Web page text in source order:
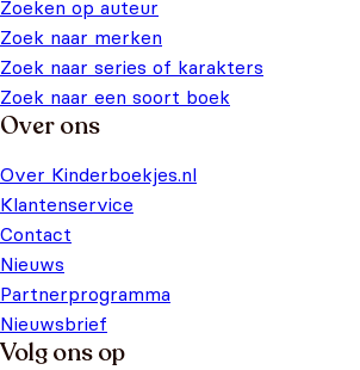
Zoeken op auteur
Zoek naar merken
Zoek naar series of karakters
Zoek naar een soort boek
Over ons
Over Kinderboekjes.nl
Klantenservice
Contact
Nieuws
Partnerprogramma
Nieuwsbrief
Volg ons op